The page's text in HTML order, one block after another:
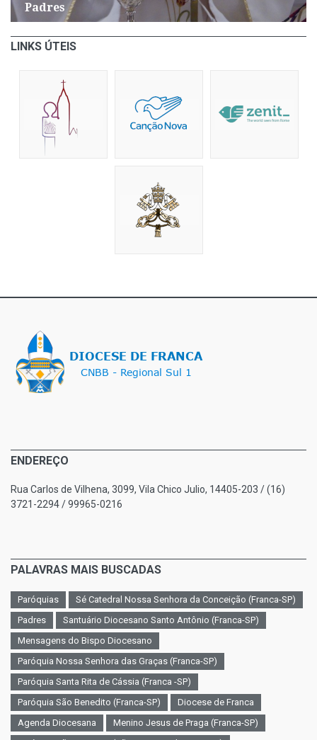
Padres
LINKS ÚTEIS
ENDEREÇO
Rua Carlos de Vilhena, 3099, Vila Chico Julio, 14405-203 / (16)
3721-2294 / 99965-0216
PALAVRAS MAIS BUSCADAS
Paróquias
Sé Catedral Nossa Senhora da Conceição (Franca-SP)
Padres
Santuário Diocesano Santo Antônio (Franca-SP)
Mensagens do Bispo Diocesano
Paróquia Nossa Senhora das Graças (Franca-SP)
Paróquia Santa Rita de Cássia (Franca -SP)
Paróquia São Benedito (Franca-SP)
Diocese de Franca
Agenda Diocesana
Menino Jesus de Praga (Franca-SP)